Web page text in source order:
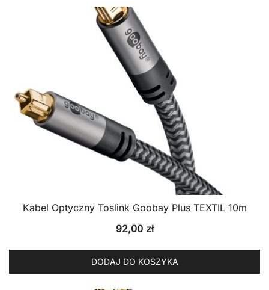
Kabel Optyczny Toslink Goobay Plus TEXTIL 10m
92,00 zł
DODAJ DO KOSZYKA